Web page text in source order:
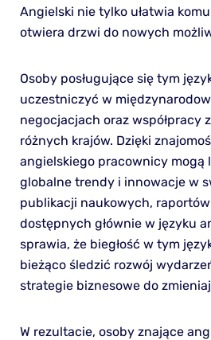
Angielski nie tylko ułatwia
otwiera drzwi do nowych
Osoby posługujące się tym
uczestniczyć w
negocjacjach oraz współpracy
różnych krajów. Dzięki
angielskiego pracownicy mogą
globalne trendy i innowacje w
publikacji naukowych,
dostępnych głównie w języku
sprawia, że biegłość w tym
bieżąco śledzić rozwój
strategie biznesowe do
W rezultacie, osoby znające